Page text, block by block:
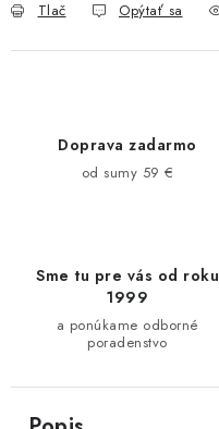
Tlač Opýtať sa
Doprava zadarmo
od sumy 59 €
Sme tu pre vás od roku
1999
a ponúkame odborné
poradenstvo